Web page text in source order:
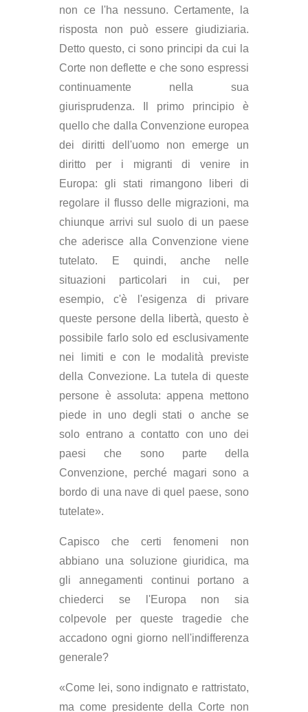
non ce l'ha nessuno. Certamente, la
risposta non può essere giudiziaria.
Detto questo, ci sono principi da cui la
Corte non deflette e che sono espressi
continuamente nella sua
giurisprudenza. Il primo principio è
quello che dalla Convenzione europea
dei diritti dell'uomo non emerge un
diritto per i migranti di venire in
Europa: gli stati rimangono liberi di
regolare il flusso delle migrazioni, ma
chiunque arrivi sul suolo di un paese
che aderisce alla Convenzione viene
tutelato. E quindi, anche nelle
situazioni particolari in cui, per
esempio, c'è l'esigenza di privare
queste persone della libertà, questo è
possibile farlo solo ed esclusivamente
nei limiti e con le modalità previste
della Convezione. La tutela di queste
persone è assoluta: appena mettono
piede in uno degli stati o anche se
solo entrano a contatto con uno dei
paesi che sono parte della
Convenzione, perché magari sono a
bordo di una nave di quel paese, sono
tutelate».
Capisco che certi fenomeni non
abbiano una soluzione giuridica, ma
gli annegamenti continui portano a
chiederci se l'Europa non sia
colpevole per queste tragedie che
accadono ogni giorno nell'indifferenza
generale?
«Come lei, sono indignato e rattristato,
ma come presidente della Corte non